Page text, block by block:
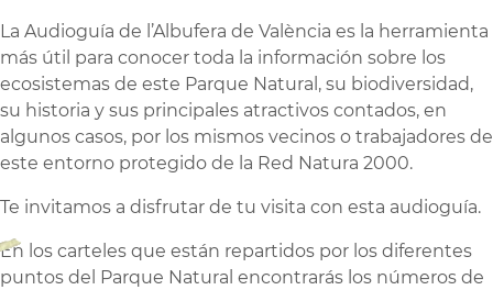
La Audioguía de l’Albufera de València es la herramienta
más útil para conocer toda la información sobre los
ecosistemas de este Parque Natural, su biodiversidad,
su historia y sus principales atractivos contados, en
algunos casos, por los mismos vecinos o trabajadores de
este entorno protegido de la Red Natura 2000.
Te invitamos a disfrutar de tu visita con esta audioguía.
En los carteles que están repartidos por los diferentes
puntos del Parque Natural encontrarás los números de